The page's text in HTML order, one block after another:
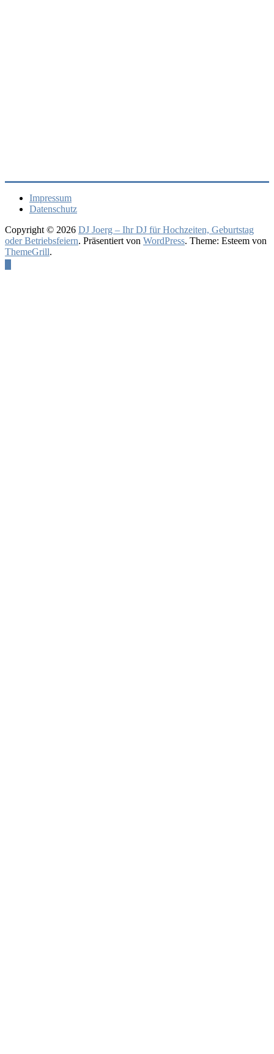
Impressum
Datenschutz
Copyright © 2026 DJ Joerg – Ihr DJ für Hochzeiten, Geburtstag
oder Betriebsfeiern. Präsentiert von WordPress. Theme: Esteem von
ThemeGrill.